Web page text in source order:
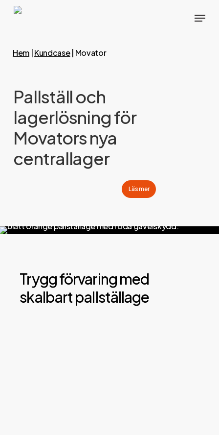
Skip
Menu
Hem |Kundcase| Movator
Pallställ och
lagerlösning för
Movators nya
centrallager
Läs mer
Trygg förvaring med
skalbart pallställage